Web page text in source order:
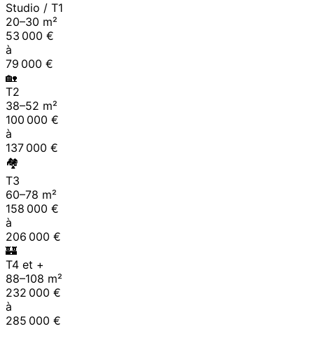
Studio / T1
20–30 m²
53 000 €
à
79 000 €
🏡
T2
38–52 m²
100 000 €
à
137 000 €
🏘
T3
60–78 m²
158 000 €
à
206 000 €
🏰
T4 et +
88–108 m²
232 000 €
à
285 000 €